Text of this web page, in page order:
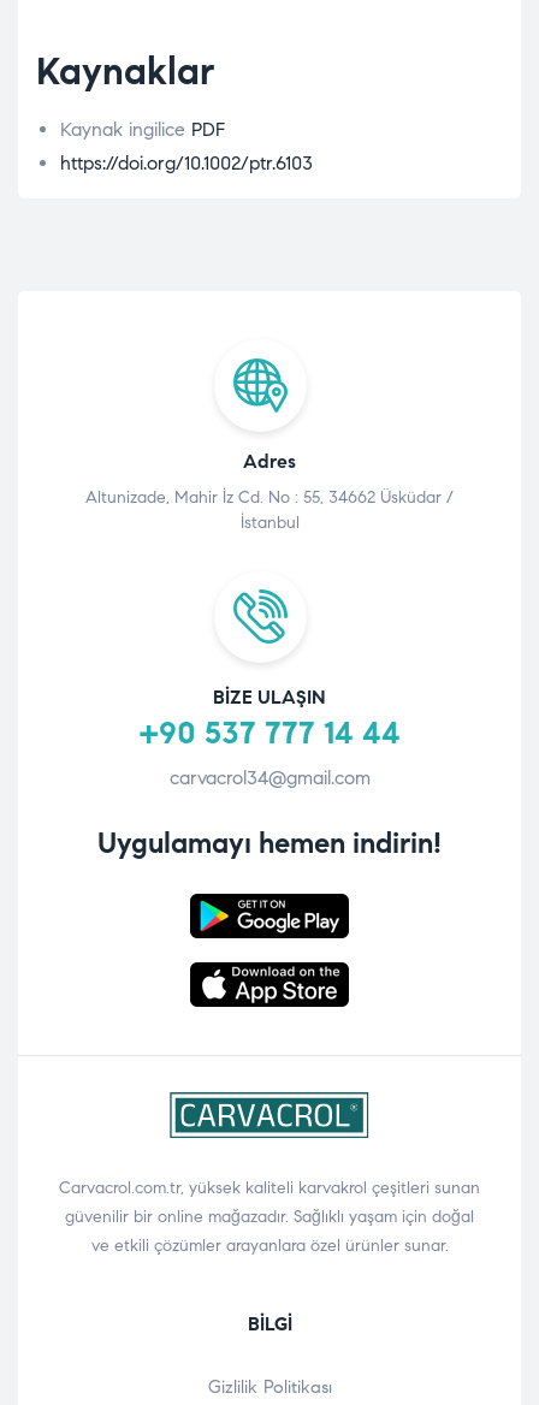
Kaynaklar
Kaynak ingilice PDF
https://doi.org/10.1002/ptr.6103
Adres
Altunizade, Mahir İz Cd. No : 55, 34662 Üsküdar /
İstanbul
BIZE ULAŞIN
+90 537 777 14 44
carvacrol34@gmail.com
Uygulamayı hemen indirin!
Carvacrol.com.tr, yüksek kaliteli karvakrol çeşitleri sunan
güvenilir bir online mağazadır. Sağlıklı yaşam için doğal
ve etkili çözümler arayanlara özel ürünler sunar.
BILGI
Gizlilik Politikası